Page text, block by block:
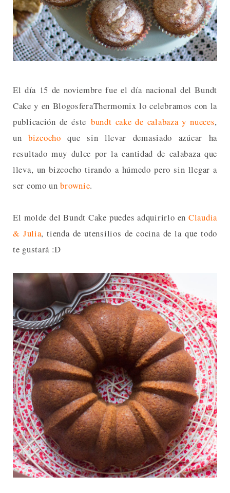
El día 15 de noviembre fue el día nacional del Bundt
Cake y en BlogosferaThermomix lo celebramos con la
publicación de éste bundt cake de calabaza y nueces,
unbizcocho que sin llevar demasiado azúcar ha
resultado muy dulce por la cantidad de calabaza que
lleva, un bizcocho tirando a húmedo pero sin llegar a
ser como unbrownie.
El molde del Bundt Cake puedes adquirirlo enClaudia
& Julia, tienda de utensilios de cocina de la que todo
te gustará :D